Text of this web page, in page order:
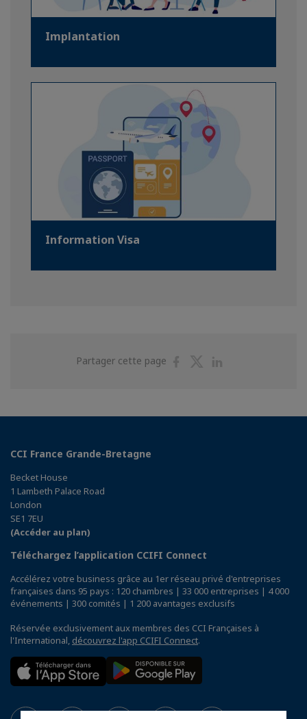
Implantation
Information Visa
Partager cette page
PartagerPartager
CCI France Grande-Bretagne
Becket House
1 Lambeth Palace Road
London
SE1 7EU
(Accéder au plan)
Téléchargez l’application CCIFI Connect
Accélérez votre business grâce au 1er réseau privé d'entreprises
françaises dans 95 pays : 120 chambres | 33 000 entreprises | 4 000
événements | 300 comités | 1 200 avantages exclusifs
Réservée exclusivement aux membres des CCI Françaises à
l'International, découvrez l'app CCIFI Connect.